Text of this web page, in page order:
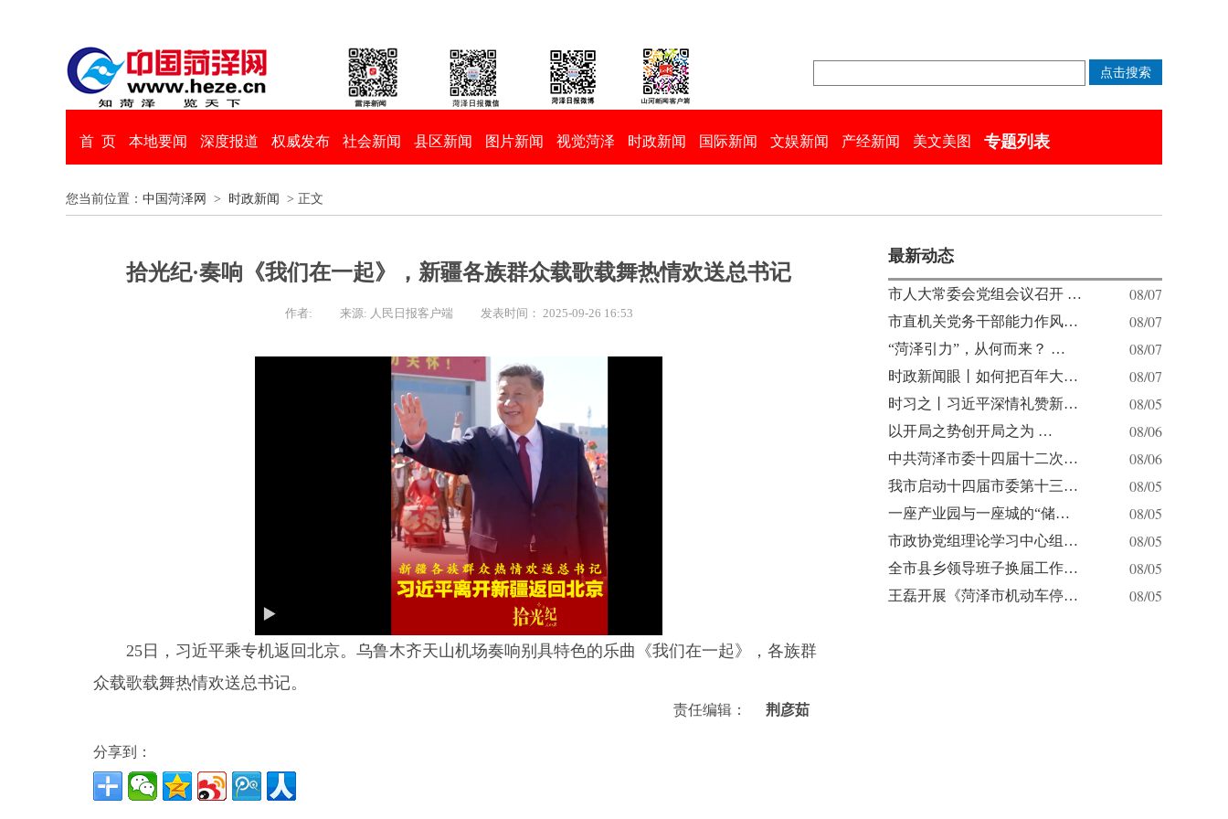
首 页 本地要闻 深度报道 权威发布 社会新闻 县区新闻 图片新闻 视觉菏泽 时政新闻 国际新闻 文娱新闻 产经新闻 美文美图 专题列表
您当前位置： 中国菏泽网 > 时政新闻 > 正文
拾光纪·奏响《我们在一起》，新疆各族群众载歌载舞热情欢送总书记
作者: 来源: 人民日报客户端 发表时间： 2025-09-26 16:53
25日，习近平乘专机返回北京。乌鲁木齐天山机场奏响别具特色的乐曲《我们在一起》，各族群
众载歌载舞热情欢送总书记。
责任编辑： 荆彦茹
分享到：
最新动态
市人大常委会党组会议召开 … 08/07
市直机关党务干部能力作风… 08/07
“菏泽引力”，从何而来？ … 08/07
时政新闻眼丨如何把百年大… 08/07
时习之丨习近平深情礼赞新… 08/05
以开局之势创开局之为 … 08/06
中共菏泽市委十四届十二次… 08/06
我市启动十四届市委第十三… 08/05
一座产业园与一座城的“储… 08/05
市政协党组理论学习中心组… 08/05
全市县乡领导班子换届工作… 08/05
王磊开展《菏泽市机动车停… 08/05